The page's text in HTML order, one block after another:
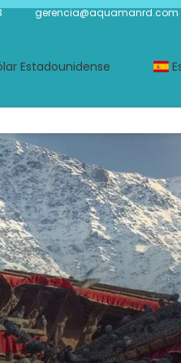
gerencia@aquamanrd.com
Estadounidense